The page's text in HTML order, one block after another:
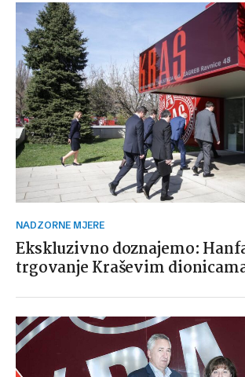
NADZORNE MJERE
Ekskluzivno doznajemo:
trgovanje Kraševim